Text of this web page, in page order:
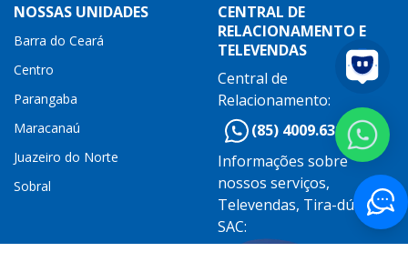
NOSSAS UNIDADES
Barra do Ceará
Centro
Parangaba
Maracanaú
Juazeiro do Norte
Sobral
CENTRAL DE
RELACIONAMENTO E
TELEVENDAS
Central de
Relacionamento:
(85) 4009.6300
Informações sobre
nossos serviços,
Televendas, Tira-dúvidas,
SAC: